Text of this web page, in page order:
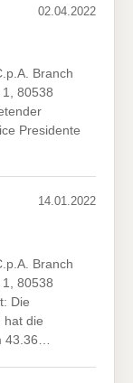
02.04.2022
Branch
80538
Presidente
14.01.2022
Branch
80538
Die
hat die
43.36…